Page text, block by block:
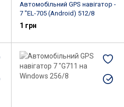
Автомобільний GPS навігатор -
7 "EL-705 (Android) 512/8
1 грн